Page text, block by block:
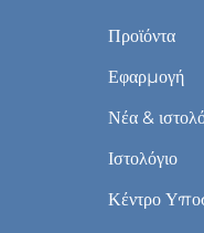
Προϊόντα
Εφαρμογή
Νέα &
Ιστολόγιο
Κέντρο